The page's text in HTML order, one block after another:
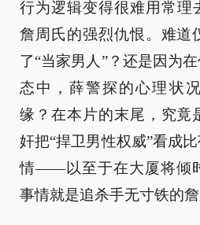
行为逻辑变得很难用常
詹周氏的强烈仇恨。难道
了“当家男人”？还是因为
态中，薛警探的心理状
缘？在本片的末尾，究竟
奸把“捍卫男性权威”看成
情——以至于在大厦将倾
事情就是追杀手无寸铁的詹